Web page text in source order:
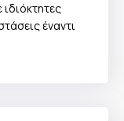
έναντι